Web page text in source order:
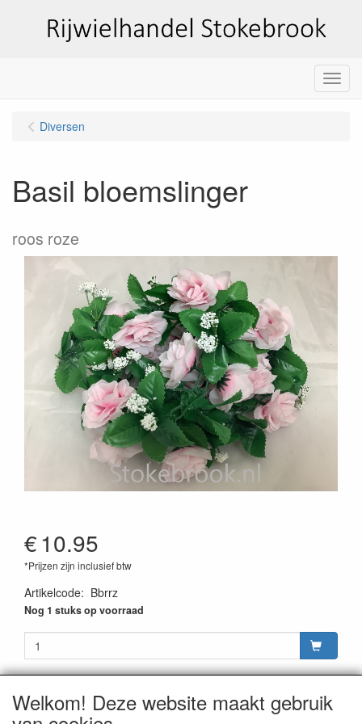
Menu
Diversen
Basil bloemslinger
roos roze
€10.95
*Prijzen zijn inclusief btw
Artikelcode: Bbrrz
Nog 1 stuks op voorraad
Welkom! Deze website maakt gebruik